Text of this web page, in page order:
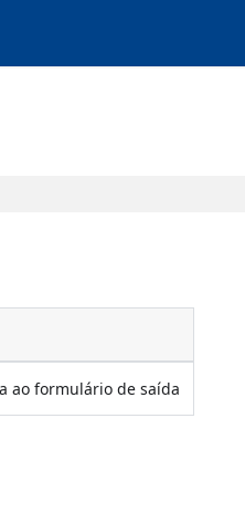
ao formulário de saída